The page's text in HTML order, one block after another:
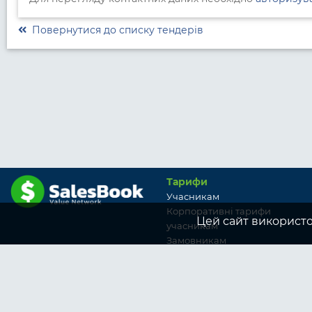
Повернутися до списку тендерів
Тарифи
Учасникам
Корпоративні тарифи
учасникам
Замовникам
Цей сайт